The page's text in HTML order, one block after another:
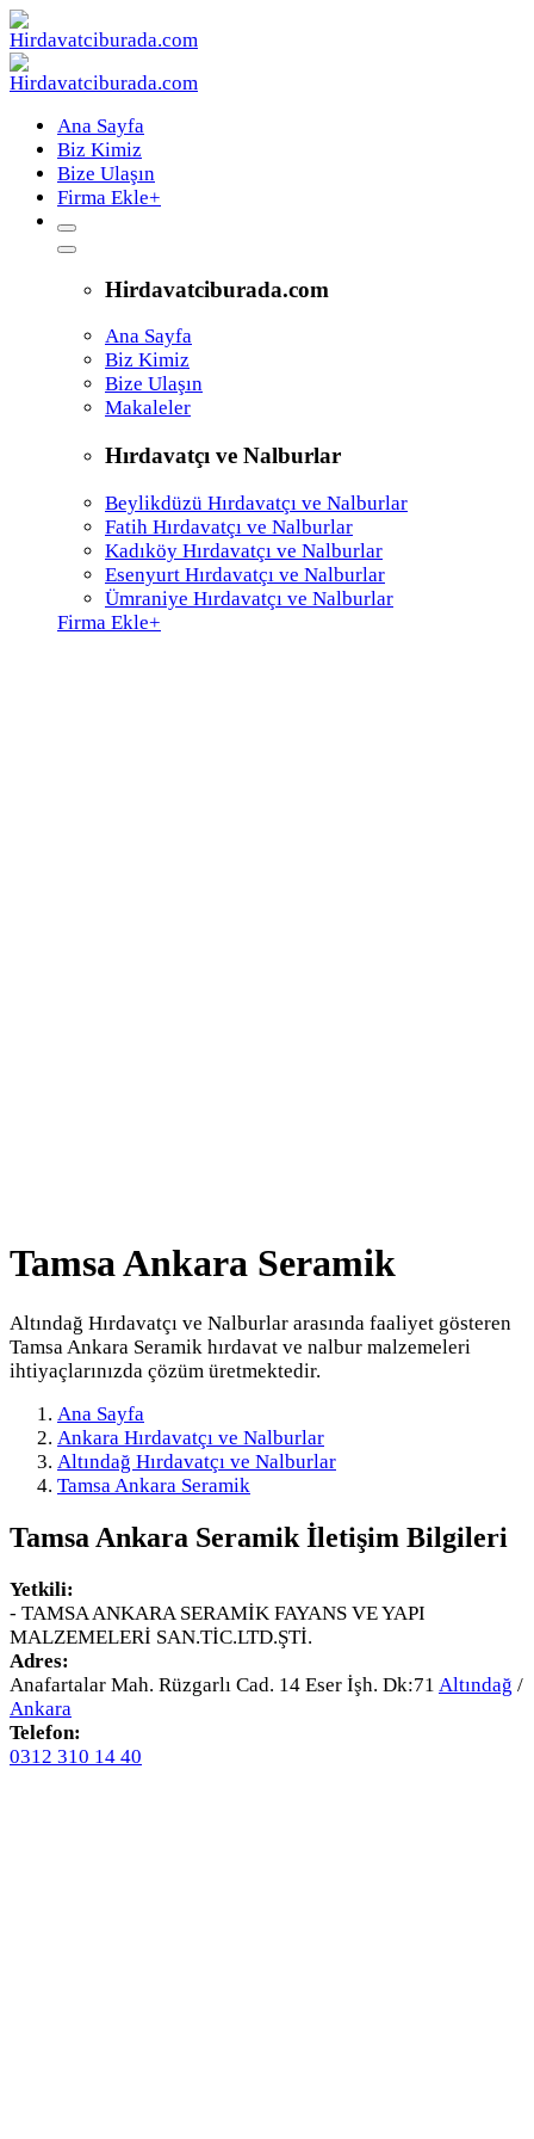
Ana Sayfa
Biz Kimiz
Bize Ulaşın
Firma Ekle+
Hirdavatciburada.com
Ana Sayfa
Biz Kimiz
Bize Ulaşın
Makaleler
Hırdavatçı ve Nalburlar
Beylikdüzü Hırdavatçı ve Nalburlar
Fatih Hırdavatçı ve Nalburlar
Kadıköy Hırdavatçı ve Nalburlar
Esenyurt Hırdavatçı ve Nalburlar
Ümraniye Hırdavatçı ve Nalburlar
Firma Ekle+
Tamsa Ankara Seramik
Altındağ Hırdavatçı ve Nalburlar arasında faaliyet gösteren
Tamsa Ankara Seramik hırdavat ve nalbur malzemeleri
ihtiyaçlarınızda çözüm üretmektedir.
Ana Sayfa
Ankara Hırdavatçı ve Nalburlar
Altındağ Hırdavatçı ve Nalburlar
Tamsa Ankara Seramik
Tamsa Ankara Seramik İletişim Bilgileri
Yetkili:
- TAMSA ANKARA SERAMİK FAYANS VE YAPI
MALZEMELERİ SAN.TİC.LTD.ŞTİ.
Adres:
Anafartalar Mah. Rüzgarlı Cad. 14 Eser İşh. Dk:71 Altındağ /
Ankara
Telefon:
0312 310 14 40